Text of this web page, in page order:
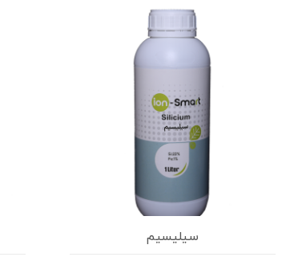
سیلیسیم